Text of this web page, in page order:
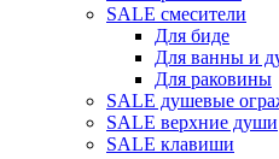
SALE смесители
Для биде
Для ванны и
Для раковины
SALE душевые
SALE верхние души
SALE клавиши